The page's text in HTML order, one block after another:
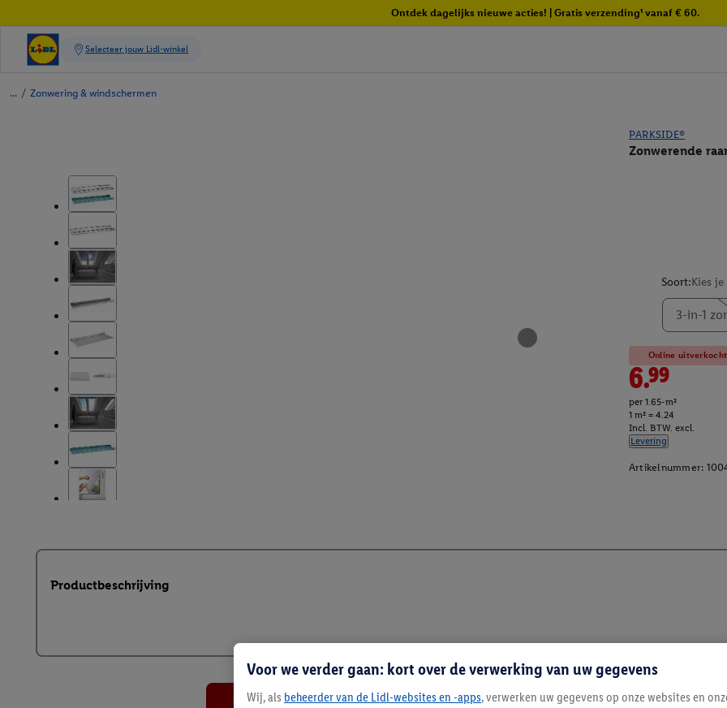
Ontdek dagelijks nieuwe acties! | Gratis verzending¹ vanaf € 60.
/ Zonwering & windschermen
PARKSIDE®
Zonwerende
Soort:Kies
3-in-1
Online
6.99
per 1.65-m²
1 m² = 4.24
Incl. BTW. excl.
Levering
Artikelnummer:
Productbeschrijving
Voor we verder gaan: kort over de verwerking van uw gegevens
Wij, als beheerder van de Lidl-websites en -apps, verwerken uw gegevens op onze websites en